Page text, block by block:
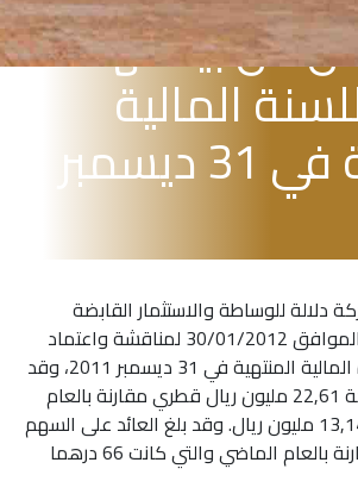
عن بياناتها
المالية
المنتهية في 31 ديسمبر
للوساطة والاستثمار القابضة
اجتماعه يوم الاثنين الموافق 30/01/2012 لمناقشة واعتماد
البيانات المالية للفترة المالية المنتهية في 31 ديسمبر 2011، وقد
بلغ صافي أرباح الشركة 22,61 مليون ريال قطري مقارنة بالعام
السابق والتي كانت 13,14 مليون ريال. وقد بلغ العائد على السهم
1،13 ريال قطري مقارنة بالعام الماضي والتي كانت 66 درهما